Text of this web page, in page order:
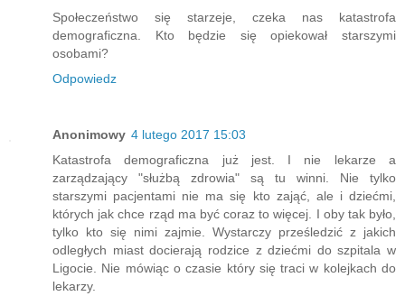
Społeczeństwo się starzeje, czeka nas katastrofa
demograficzna. Kto będzie się opiekował starszymi
osobami?
Odpowiedz
Anonimowy 4 lutego 2017 15:03
Katastrofa demograficzna już jest. I nie lekarze a
zarządzający "służbą zdrowia" są tu winni. Nie tylko
starszymi pacjentami nie ma się kto zająć, ale i dziećmi,
których jak chce rząd ma być coraz to więcej. I oby tak było,
tylko kto się nimi zajmie. Wystarczy prześledzić z jakich
odległych miast docierają rodzice z dziećmi do szpitala w
Ligocie. Nie mówiąc o czasie który się traci w kolejkach do
lekarzy.